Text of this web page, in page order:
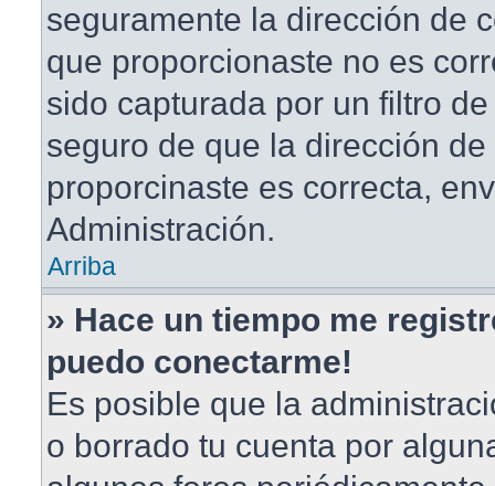
seguramente la dirección de
que proporcionaste no es
sido capturada por un filtro
seguro de que la dirección
proporcinaste es correcta,
Administración.
Arriba
» Hace un tiempo me
puedo conectarme!
Es posible que la
o borrado tu cuenta por